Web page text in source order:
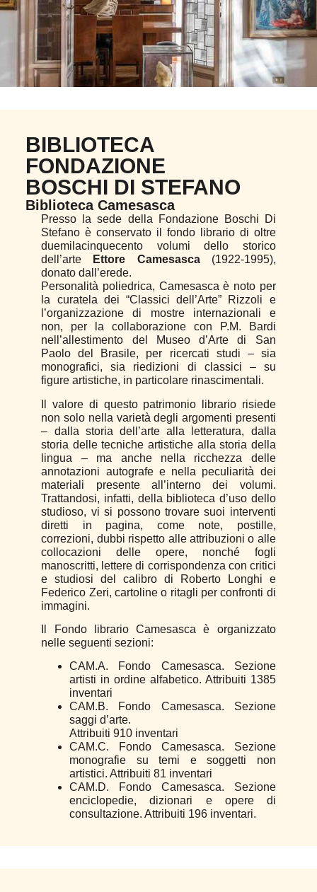
BIBLIOTECA
FONDAZIONE
BOSCHI DI STEFANO
Biblioteca Camesasca
Presso la sede della Fondazione Boschi Di
Stefano è conservato il fondo librario di oltre
duemilacinquecento volumi dello storico
dell’arte
Ettore Camesasca(1922-1995),
donato dall’erede.
Personalità poliedrica, Camesasca è noto per
la curatela dei “Classici dell’Arte” Rizzoli e
l’organizzazione di mostre internazionali e
non, per la collaborazione con P.M. Bardi
nell’allestimento del Museo d’Arte di San
Paolo del Brasile, per ricercati studi – sia
monografici, sia riedizioni di classici – su
figure artistiche, in particolare rinascimentali.
Il valore di questo patrimonio librario risiede
non solo nella varietà degli argomenti presenti
– dalla storia dell’arte alla letteratura, dalla
storia delle tecniche artistiche alla storia della
lingua – ma anche nella ricchezza delle
annotazioni autografe e nella peculiarità dei
materiali presente all’interno dei volumi.
Trattandosi, infatti, della biblioteca d’uso dello
studioso, vi si possono trovare suoi interventi
diretti in pagina, come note, postille,
correzioni, dubbi rispetto alle attribuzioni o alle
collocazioni delle opere, nonché fogli
manoscritti, lettere di corrispondenza con critici
e studiosi del calibro di Roberto Longhi e
Federico Zeri, cartoline o ritagli per confronti di
immagini.
Il Fondo librario Camesasca è organizzato
nelle seguenti sezioni:
CAM.A. Fondo Camesasca. Sezione
artisti in ordine alfabetico. Attribuiti 1385
inventari
CAM.B. Fondo Camesasca. Sezione
saggi d’arte.
Attribuiti 910 inventari
CAM.C. Fondo Camesasca. Sezione
monografie su temi e soggetti non
artistici. Attribuiti 81 inventari
CAM.D. Fondo Camesasca. Sezione
enciclopedie, dizionari e opere di
consultazione. Attribuiti 196 inventari.